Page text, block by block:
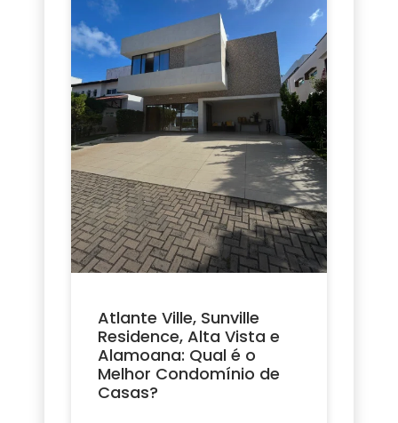
Atlante Ville, Sunville
Residence, Alta Vista e
Alamoana: Qual é o
Melhor Condomínio de
Casas?